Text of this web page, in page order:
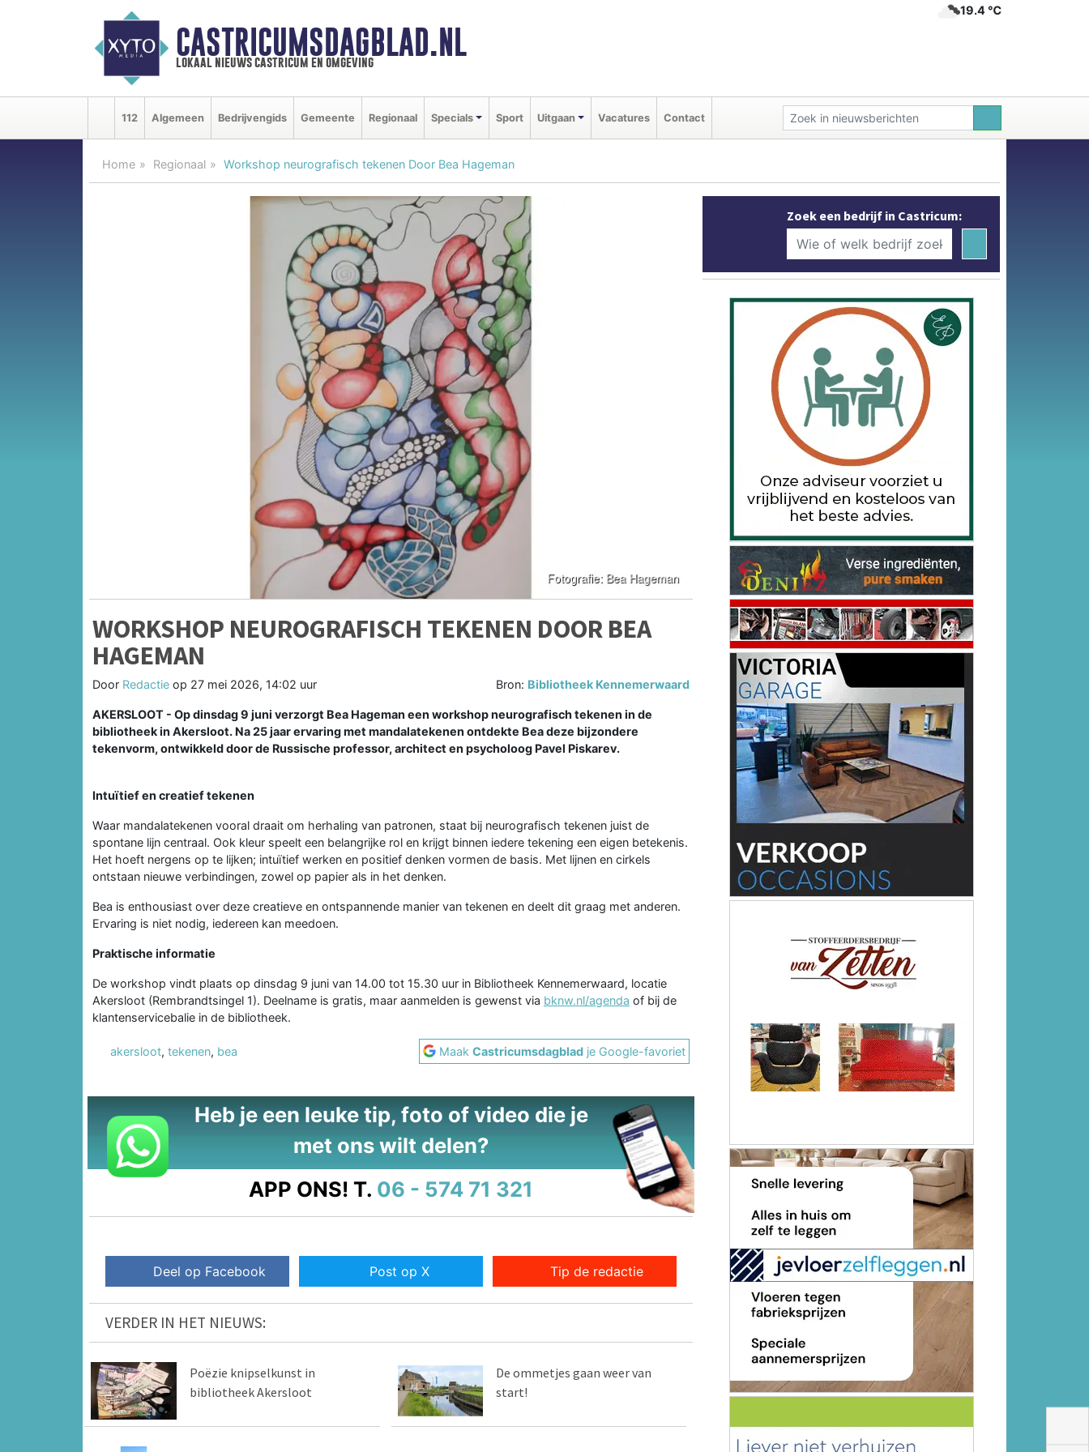
CASTRICUMSDAGBLAD.NL
lokaal nieuws castricum en omgeving
19.4 ℃
112 Algemeen Bedrijvengids Gemeente Regionaal Specials Sport Uitgaan Vacatures Contact
Home Regionaal Workshop neurografisch tekenen Door Bea Hageman
WORKSHOP NEUROGRAFISCH TEKENEN DOOR BEA
HAGEMAN
Door Redactie op 27 mei 2026, 14:02 uur Bron: Bibliotheek Kennemerwaard
AKERSLOOT - Op dinsdag 9 juni verzorgt Bea Hageman een workshop neurografisch tekenen in de
bibliotheek in Akersloot. Na 25 jaar ervaring met mandalatekenen ontdekte Bea deze bijzondere
tekenvorm, ontwikkeld door de Russische professor, architect en psycholoog Pavel Piskarev.
Intuïtief en creatief tekenen
Waar mandalatekenen vooral draait om herhaling van patronen, staat bij neurografisch tekenen juist de
spontane lijn centraal. Ook kleur speelt een belangrijke rol en krijgt binnen iedere tekening een eigen betekenis.
Het hoeft nergens op te lijken; intuïtief werken en positief denken vormen de basis. Met lijnen en cirkels
ontstaan nieuwe verbindingen, zowel op papier als in het denken.
Bea is enthousiast over deze creatieve en ontspannende manier van tekenen en deelt dit graag met anderen.
Ervaring is niet nodig, iedereen kan meedoen.
Praktische informatie
De workshop vindt plaats op dinsdag 9 juni van 14.00 tot 15.30 uur in Bibliotheek Kennemerwaard, locatie
Akersloot (Rembrandtsingel 1). Deelname is gratis, maar aanmelden is gewenst via bknw.nl/agenda of bij de
klantenservicebalie in de bibliotheek.
akersloot, tekenen, bea MaakCastricumsdagblad je Google-favoriet
Heb je een leuke tip, foto of video die je
met ons wilt delen?
APP ONS! T. 06 - 574 71 321
Deel op Facebook Post op X Tip de redactie
VERDER IN HET NIEUWS:
Poëzie knipselkunst in
bibliotheek Akersloot
De ommetjes gaan weer van
start!
Zoek een bedrijf in Castricum: